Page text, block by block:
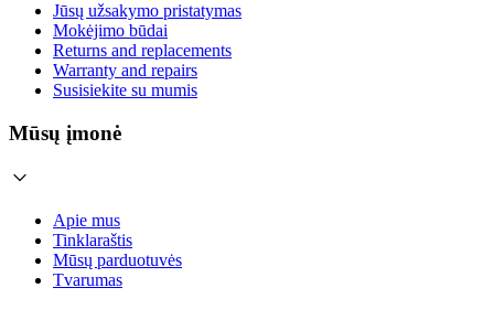
Jūsų užsakymo pristatymas
Mokėjimo būdai
Returns and replacements
Warranty and repairs
Susisiekite su mumis
Mūsų įmonė
Apie mus
Tinklaraštis
Mūsų parduotuvės
Tvarumas